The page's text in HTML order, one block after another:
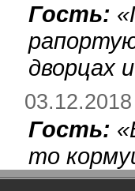
Гость: «
дворцах
Гость: «
то